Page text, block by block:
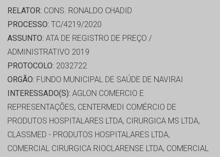
RELATOR: CONS. RONALDO CHADID
PROCESSO: TC/4219/2020
ASSUNTO: ATA DE REGISTRO DE PREÇO /
ADMINISTRATIVO 2019
PROTOCOLO: 2032722
ORGÃO: FUNDO MUNICIPAL DE SAÚDE DE NAVIRAI
INTERESSADO(S): AGLON COMERCIO E
REPRESENTAÇÕES, CENTERMEDI COMÉRCIO DE
PRODUTOS HOSPITALARES LTDA, CIRURGICA MS LTDA,
CLASSMED - PRODUTOS HOSPITALARES LTDA,
COMERCIAL CIRURGICA RIOCLARENSE LTDA, COMERCIAL